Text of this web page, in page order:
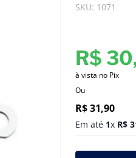
SKU: 1071
R$ 30
à vista no Pix
Ou
R$ 31,90
Em até 1x R$